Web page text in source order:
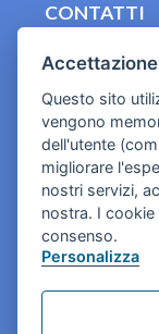
CONTATTI
Cookies e
Questo sito
vengono
dell'utente
migliorare
nostri servizi,
nostra. I
consenso.
Personalizza